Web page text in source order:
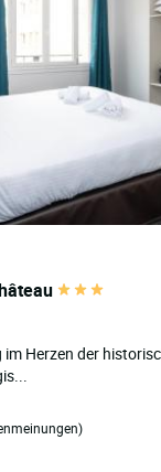
Herzen der